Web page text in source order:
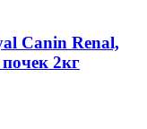
Canin Renal,
2кг